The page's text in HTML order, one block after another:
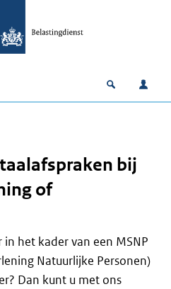
Open
bij
of
het kader van een MSNP
Natuurlijke Personen)
Dan kunt u met ons